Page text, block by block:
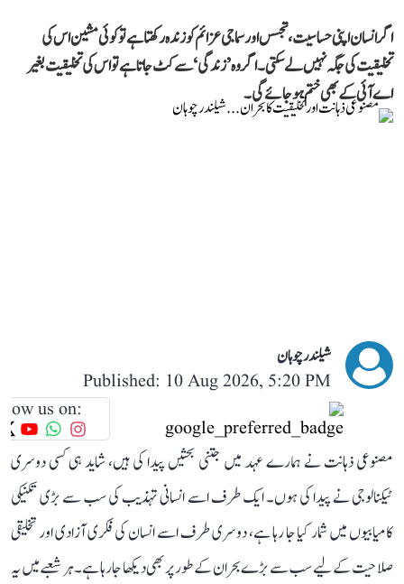
اگر انسان اپنی حساسیت، تجسس اور سماجی عزائم کو زندہ رکھتا ہے تو کوئی مشین اس کی
تخلیقیت کی جگہ نہیں لے سکتی۔ اگر وہ ’زندگی‘ سے کٹ جاتا ہے تو اس کی تخلیقیت بغیر
اے آئی کے بھی ختم ہو جائے گی۔
شیلندر چوہان
Published: 10 Aug 2026, 5:20 PM
us on:
مصنوعی ذہانت نے ہمارے عہد میں جتنی بحثیں پیدا کی ہیں، شاید ہی کسی دوسری
ٹیکنالوجی نے پیدا کی ہوں۔ ایک طرف اسے انسانی تہذیب کی سب سے بڑی تکنیکی
کامیابیوں میں شمار کیا جا رہا ہے، دوسری طرف اسے انسان کی فکری آزادی اور تخلیقی
صلاحیت کے لیے سب سے بڑے بحران کے طور پر بھی دیکھا جا رہا ہے۔ ہر شعبے میں یہ